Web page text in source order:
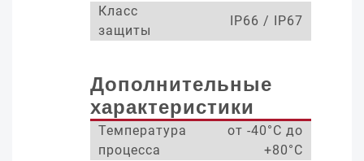
Класс
защиты
IP66 / IP67
Дополнительные
характеристики
Температура
процесса
от -40°С до
+80°С